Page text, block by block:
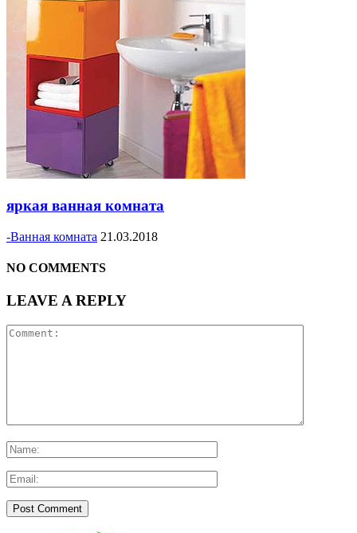
яркая ванная комната
-Ванная комната 21.03.2018
NO COMMENTS
LEAVE A REPLY